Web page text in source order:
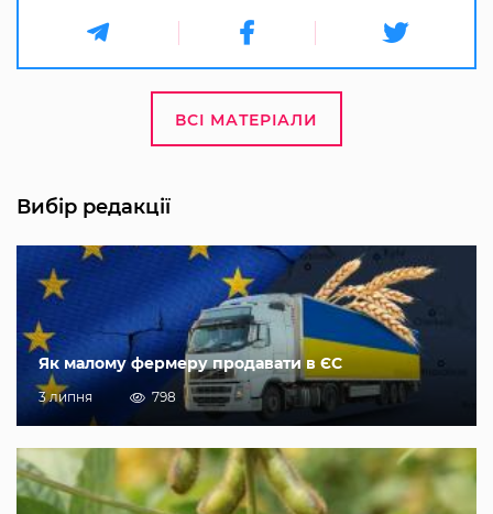
ВСІ МАТЕРІАЛИ
Вибір редакції
Як малому фермеру продавати в ЄС
3 липня 798